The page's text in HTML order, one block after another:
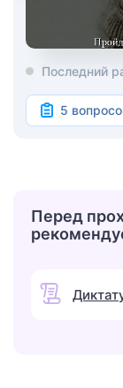
Последний
5
Перед